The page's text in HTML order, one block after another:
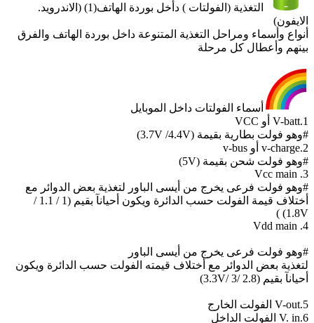
التغذية (الفولتات ) دأخل بوردة الهاتف(1) (الاندرويد.
الايفون)
أنواع وأسماء ومراحل التغذية المتنوعة داخل بوردة الهاتف والفرق
بينهم وأعطال كل مرحلة
أسماء الفولتات داخل الموبايل
1.V-batt أو VCC
#وهو فولت بطارية بقيمة (3.7V /4.4V)
2.v-charge أو v-bus
#وهو فولت شحن بقيمة (5V)
3. Vcc main
#وهو فولت فرعى يخرج من أيسى الباور لتغذية بعض الدوائر مع
أختلاف قيمة الفولت حسب الدائرة ويكون أحيانآ بقيم (1 / 1.1 /
1.8V) )
4. Vdd main
#وهو فولت فرعى يخرج من أيسى الباور
لتغذية بعض الدوائر مع أختلاف قيمته الفولت حسب الدائرة ويكون
أحيانآ بقيم (2.8 /3 /3.3V)
5.V-out الفولت الخارج
6.V. in الفولت الداخل